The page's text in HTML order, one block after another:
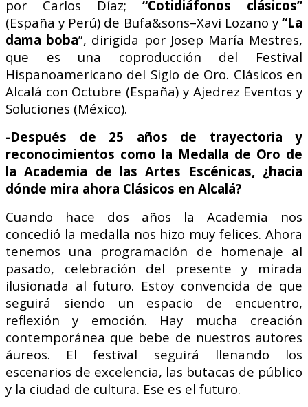
por Carlos Díaz; “Cotidiáfonos clásicos”
(España y Perú) de Bufa&sons–Xavi Lozano y “La
dama boba”, dirigida por Josep María Mestres,
que es una coproducción del Festival
Hispanoamericano del Siglo de Oro. Clásicos en
Alcalá con Octubre (España) y Ajedrez Eventos y
Soluciones (México).
-Después de 25 años de trayectoria y
reconocimientos como la Medalla de Oro de
la Academia de las Artes Escénicas, ¿hacia
dónde mira ahora Clásicos en Alcalá?
Cuando hace dos años la Academia nos
concedió la medalla nos hizo muy felices. Ahora
tenemos una programación de homenaje al
pasado, celebración del presente y mirada
ilusionada al futuro. Estoy convencida de que
seguirá siendo un espacio de encuentro,
reflexión y emoción. Hay mucha creación
contemporánea que bebe de nuestros autores
áureos. El festival seguirá llenando los
escenarios de excelencia, las butacas de público
y la ciudad de cultura. Ese es el futuro.